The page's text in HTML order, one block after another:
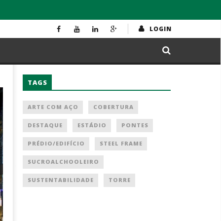
LOGIN
TAGS
ARTE COM AÇO COBERTURA
DESTAQUE ESTÁDIO PONTES
PRÉDIO/EDIFÍCIO STEEL FRAME
SUCROALCHOOLEIRO
SUSTENTABILIDADE TORRE